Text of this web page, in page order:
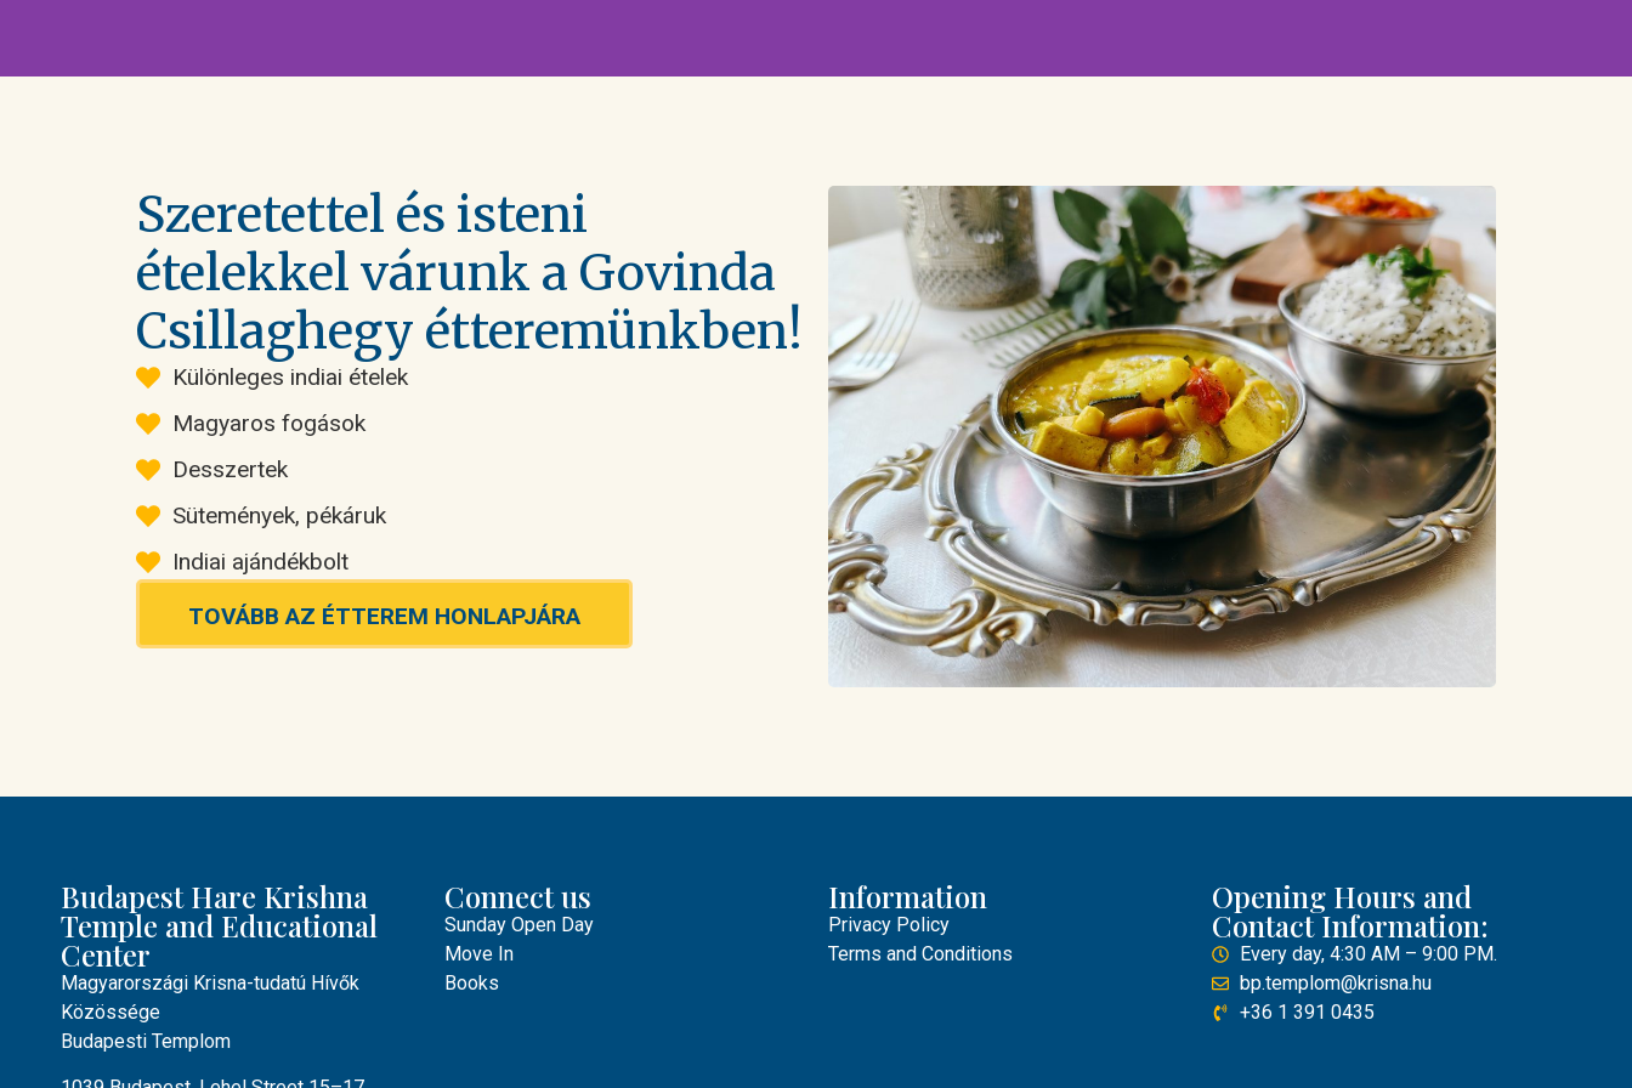
és Ajándékbolt
Szeretettel és isteni
ételekkel várunk a Govinda
Csillaghegy étteremünkben!
Különleges indiai ételek
Magyaros fogások
Desszertek
Sütemények, pékáruk
Indiai ajándékbolt
TOVÁBB AZ ÉTTEREM HONLAPJÁRA
Budapest Hare Krishna
Temple and Educational
Center
Magyarországi Krisna-tudatú Hívők
Közössége
Budapesti Templom
Connect us
Sunday Open Day
Move In
Books
Information
Privacy Policy
Terms and Conditions
Opening Hours and
Contact Information:
Every day, 4:30 AM – 9:00 PM.
bp.templom@krisna.hu
+36 1 391 0435